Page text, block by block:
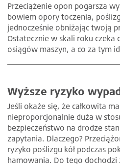
Przeciążenie opon pogarsza
bowiem opory toczenia,
jednocześnie obniżając twoją
Ostatecznie w skali roku czeka
osiągów maszyn, a co za tym
Wyższe ryzyko
Jeśli okaże się, że całkowita
nieproporcjonalnie duża w
bezpieczeństwo na drodze
zapytania. Dlaczego?
ryzyko poślizgu kół podczas
hamowania. Do tego